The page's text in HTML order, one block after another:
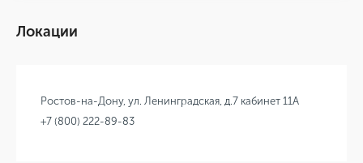
Локации
Ростов-на-Дону, ул. Ленинградская, д.7 кабинет 11А
+7 (800) 222-89-83